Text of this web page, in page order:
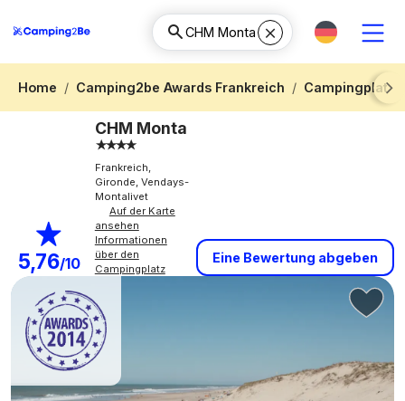
Home Camping2be Awards Frankreich
Campingplatz
Next
5,76/10
CHM Monta
Frankreich,
Gironde, Vendays-
Montalivet
Auf der Karte
ansehen
Informationen
über den
Campingplatz
Eine Bewertung abgeben